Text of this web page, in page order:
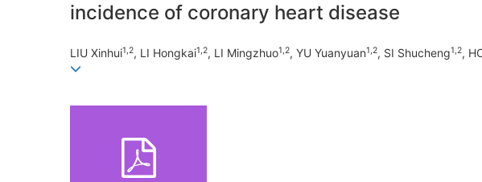
incidence of coronary heart disease
LIU Xinhui1,2, LI Hongkai1,2, LI Mingzhuo1,2, YU Yuanyuan1,2, SI Shucheng1,2,